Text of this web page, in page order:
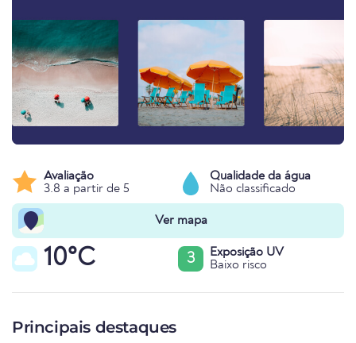
Avaliação
3.8 a partir de 5
Qualidade da água
Não classificado
Ver mapa
10°C 3
Exposição UV
Baixo risco
Principais destaques